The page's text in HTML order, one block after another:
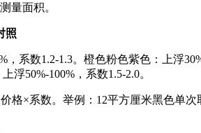
量面积。
照
，系数1.2-1.3。橙色粉色紫色：上浮
浮50%-100%，系数1.5-2.0。
格×系数。举例：12平方厘米黑色单次